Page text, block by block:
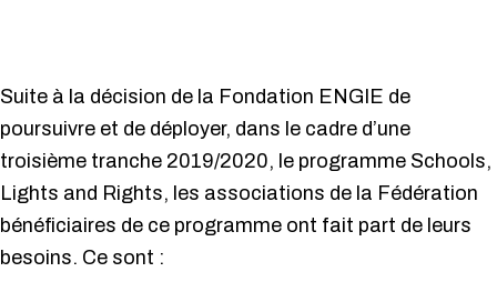
Suite à la décision de la Fondation ENGIE de
poursuivre et de déployer, dans le cadre d’une
troisième tranche 2019/2020, le programme Schools,
Lights and Rights, les associations de la Fédération
bénéficiaires de ce programme ont fait part de leurs
besoins. Ce sont :